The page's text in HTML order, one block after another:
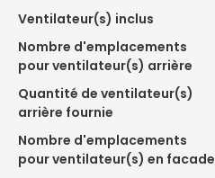
Ventilateur(s) inclus
Nombre d'emplacements
pour ventilateur(s) arrière
Quantité de ventilateur(s)
arrière fournie
Nombre d'emplacements
pour ventilateur(s) en facade